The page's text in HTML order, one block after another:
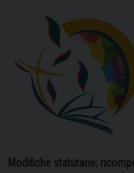
Modifiche statutarie;